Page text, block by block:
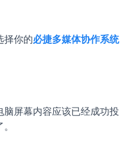
择你的必捷多媒体协作系统
屏幕内容应该已经成功投